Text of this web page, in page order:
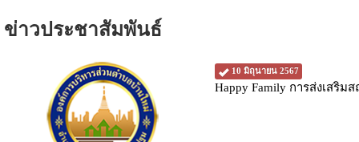
ข่าวประชาสัมพันธ์
10 มิถุนายน 2567
Happy Family การส่งเสริ